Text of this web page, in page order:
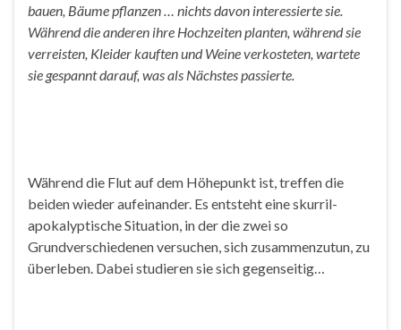
bauen, Bäume pflanzen … nichts davon interessierte sie.
Während die anderen ihre Hochzeiten planten, während sie
verreisten, Kleider kauften und Weine verkosteten, wartete
sie gespannt darauf, was als Nächstes passierte.
Während die Flut auf dem Höhepunkt ist, treffen die
beiden wieder aufeinander. Es entsteht eine skurril-
apokalyptische Situation, in der die zwei so
Grundverschiedenen versuchen, sich zusammenzutun, zu
überleben. Dabei studieren sie sich gegenseitig…